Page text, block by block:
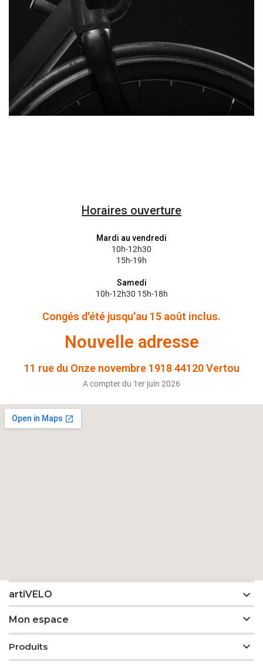
Horaires ouverture
Mardi au vendredi
10h-12h30
15h-19h
Samedi
10h-12h30 15h-18h
Congés d'été jusqu'au 15 août inclus.
Nouvelle adresse
11 rue du Onze novembre 1918 44120 Vertou
A compter du 1er juin 2026
artiVELO 
Mon espace 
Produits 